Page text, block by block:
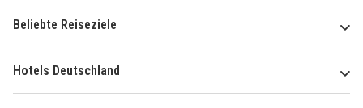
Beliebte Reiseziele
Hotels Deutschland